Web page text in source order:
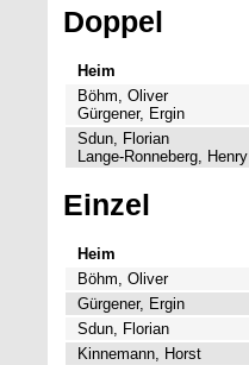
Doppel
Heim
Böhm, Oliver
Gürgener, Ergin
Sdun, Florian
Lange-Ronneberg, Henry
Einzel
Heim
Böhm, Oliver
Gürgener, Ergin
Sdun, Florian
Kinnemann, Horst